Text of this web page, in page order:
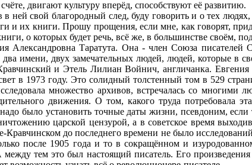
двигают культуру вперёд, способствуют её развитию.
ней свой благородный след, буду говорить и о тех
и их книги. Прошу прощения, если мне, как говорят,
о которых будет речь, всё же, в большинстве своём,
Александровна Таратута. Она - член Союза писателей
имени, двух замечательных людей, людей, которые в
и Этель Лилиан Войнич, англичанка.
в 1973 году. Это солидный толстенный том в 529
множество архивов, встречалась со многими
движения. О том, какого труда потребовала
было установить точные даты жизни, псевдоним,
царской цензурой, а в советское время
до последнего времени не было
после 1905 года и то в сокращённом и
тем это был настоящий писатель. Его